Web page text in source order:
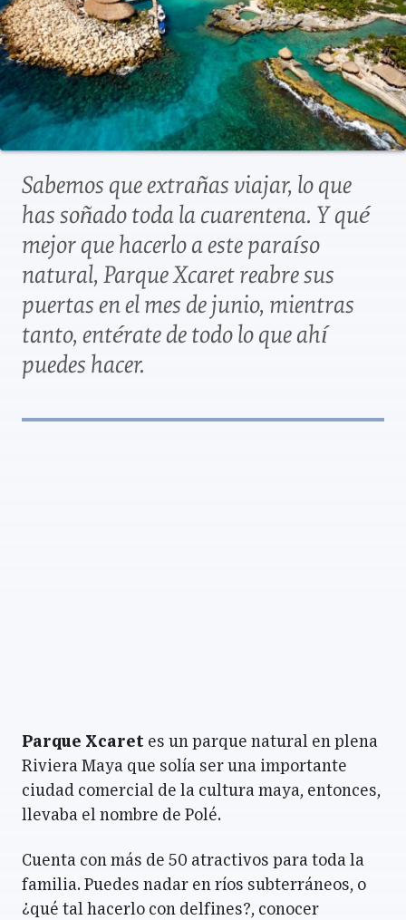
Sabemos que extrañas viajar, lo que
has soñado toda la cuarentena. Y qué
mejor que hacerlo a este paraíso
natural, Parque Xcaret reabre sus
puertas en el mes de junio, mientras
tanto, entérate de todo lo que ahí
puedes hacer.
Parque Xcaret es un parque natural en plena
Riviera Maya que solía ser una importante
ciudad comercial de la cultura maya, entonces,
llevaba el nombre de Polé.
Cuenta con más de 50 atractivos para toda la
familia. Puedes nadar en ríos subterráneos, o
¿qué tal hacerlo con delfines?, conocer